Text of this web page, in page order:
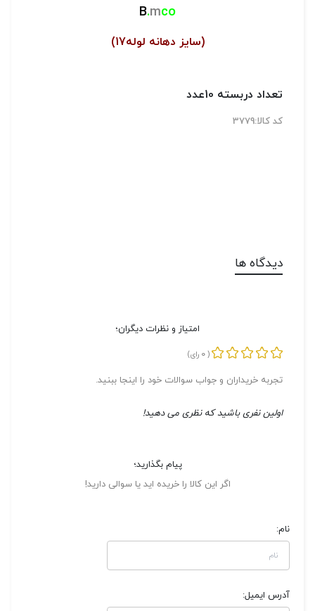
B.mco
(سایز دهانه لوله17)
تعداد دربسته 10عدد
کد کالا:3779
دیدگاه ها
امتیاز و نظرات دیگران؛
(
0 رای)
تجربه خریداران و جواب سوالات خود را اینجا ببنید.
اولین نفری باشید که نظری می دهید!
پیام بگذارید؛
اگر این کالا را خریده اید یا سوالی دارید!
نام:
آدرس ایمیل: